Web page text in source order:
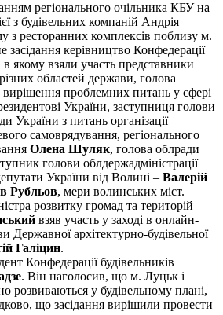
регіонального очільника КБУ на
з будівельних компаній Андрія
з ресторанних комплексів поблизу м.
засідання керівництво Конфедерації
в якому взяли участь представники
областей держави, голова
вирішення проблемних питань у сфері
України, заступниця голови
України з питань організації
самоврядування, регіонального
Олена Шуляк, голова облради
голови облдержадміністрації
України від Волині – Валерій
Рубльов, мери волинських міст.
розвитку громад та територій
взяв участь у заході в онлайн-
Державної архітектурно-будівельної
Галіцин.
Конфедерації будівельників
. Він наголосив, що м. Луцьк і
розвиваються у будівельному плані,
що засідання вирішили провести